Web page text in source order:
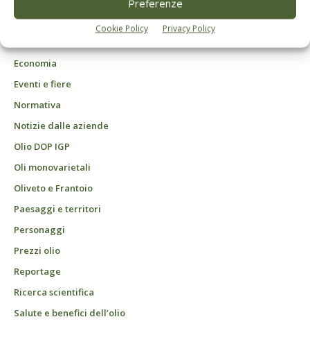
Preferenze
Cookie Policy Privacy Policy
Agrofarmaci – Difesa
Economia
Eventi e fiere
Normativa
Notizie dalle aziende
Olio DOP IGP
Oli monovarietali
Oliveto e Frantoio
Paesaggi e territori
Personaggi
Prezzi olio
Reportage
Ricerca scientifica
Salute e benefici dell’olio